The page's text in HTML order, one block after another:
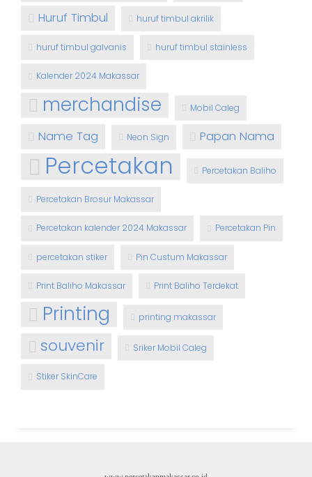
Huruf Timbul huruf timbul akrilik
huruf timbul galvanis huruf timbul stainless
Kalender 2024 Makassar
merchandise Mobil Caleg
Name Tag Neon Sign Papan Nama
Percetakan Percetakan Baliho
Percetakan Brosur Makassar
Percetakan kalender 2024 Makassar Percetakan Pin
percetakan stiker Pin Custum Makassar
Print Baliho Makassar Print Baliho Terdekat
Printing printing makassar
souvenir Sriker Mobil Caleg
Stiker SkinCare